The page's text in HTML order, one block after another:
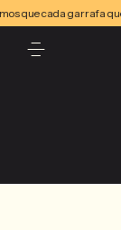
que cada garrafa